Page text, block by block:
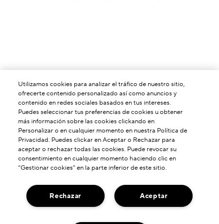
Utilizamos cookies para analizar el tráfico de nuestro sitio,
ofrecerte contenido personalizado así como anuncios y
contenido en redes sociales basados en tus intereses.
Puedes seleccionar tus preferencias de cookies u obtener
más información sobre las cookies clickando en
Personalizar o en cualquier momento en nuestra Política de
Privacidad. Puedes clickar en Aceptar o Rechazar para
aceptar o rechazar todas las cookies. Puede revocar su
consentimiento en cualquier momento haciendo clic en
“Gestionar cookies” en la parte inferior de este sitio.
Aceptar
Rechazar